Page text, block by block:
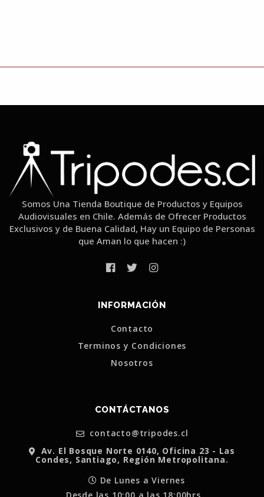
Somos Una Tienda Boutique de Productos y Equipos
Audiovisuales en Chile. Además de Ofrecer Productos
Exclusivos y de Buena Calidad, Hay un Equipo de Personas
que Aman lo que hacen :)
INFORMACIÓN
Contacto
Terminos y Condiciones
Nosotros
CONTÁCTANOS
contacto@tripodes.cl
Av. El Bosque Norte 0140, Oficina 23 - Las
Condes, Santiago, Región Metropolitana.
De Lunes a Viernes